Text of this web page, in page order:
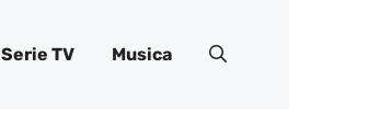
Serie TV Musica